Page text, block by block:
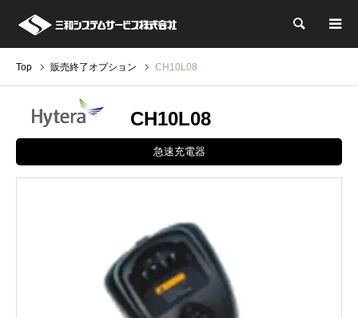
検索
Top 販売終了オプション CH10L08
CH10L08
急速充電器